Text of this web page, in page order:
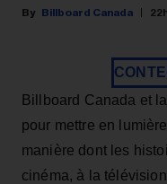
Billboard Canada
Billboard Canada et
pour mettre en
manière dont les
cinéma, à la